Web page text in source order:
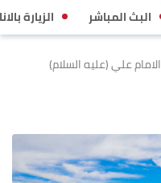
البث المباشر الزيارة
الامام علي (عليه السلام)